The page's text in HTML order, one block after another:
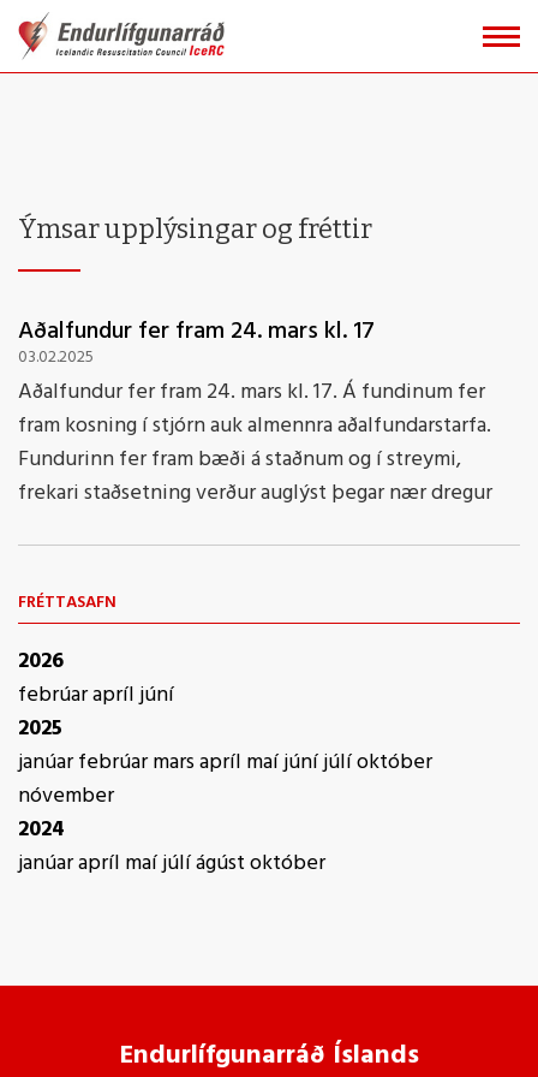
Fara
í
Ýmsar upplýsingar og fréttir
Aðalfundur fer fram 24. mars kl. 17
03.02.2025
Aðalfundur fer fram 24. mars kl. 17. Á fundinum fer
fram kosning í stjórn auk almennra aðalfundarstarfa.
Fundurinn fer fram bæði á staðnum og í streymi,
frekari staðsetning verður auglýst þegar nær dregur
FRÉTTASAFN
2026
febrúarapríljúní
2025
janúarfebrúarmarsapríl maíjúníjúlíoktóber
nóvember
2024
janúarapríl maíjúlíágústoktóber
Endurlífgunarráð Íslands